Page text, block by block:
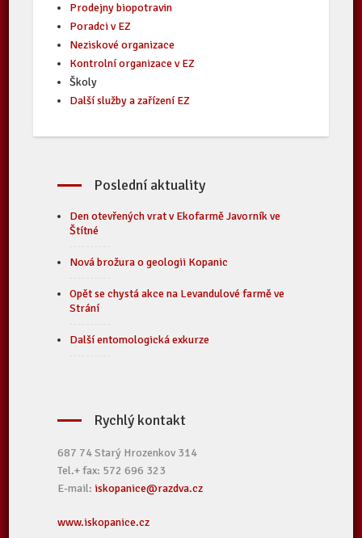
Prodejny biopotravin
Poradci v EZ
Neziskové organizace
Kontrolní organizace v EZ
Školy
Další služby a zařízení EZ
Poslední aktuality
Den otevřených vrat v Ekofarmě Javorník ve
Štítné
Nová brožura o geologii Kopanic
Opět se chystá akce na Levandulové farmě ve
Strání
Další entomologická exkurze
Rychlý kontakt
687 74 Starý Hrozenkov 314
Tel.+ fax: 572 696 323
E-mail:iskopanice@razdva.cz
www.iskopanice.cz